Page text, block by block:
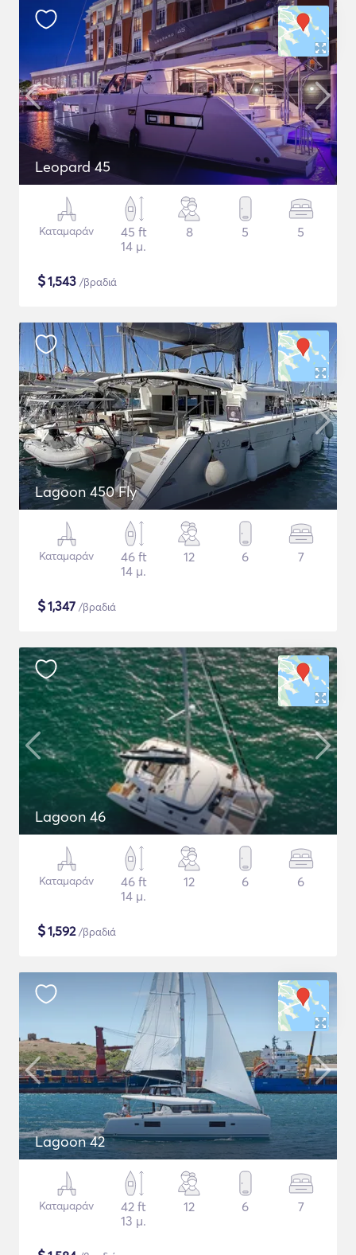
Leopard 45
Καταμαράν
45 ft
14 μ.
8 5 5
$1,543 /βραδιά
Lagoon 450 Fly
Καταμαράν
46 ft
14 μ.
12 6 7
$1,347 /βραδιά
Lagoon 46
Καταμαράν
46 ft
14 μ.
12 6 6
$1,592/βραδιά
Lagoon 42
Καταμαράν
42 ft
13 μ.
12 6 7